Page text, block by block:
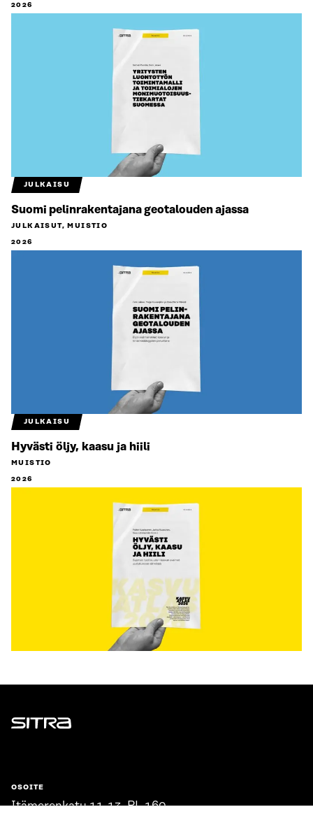
2026
JULKAISU
Suomi pelinrakentajana geotalouden ajassa
JULKAISUT, MUISTIO
2026
JULKAISU
Hyvästi öljy, kaasu ja hiili
MUISTIO
2026
Sitra
OSOITE
Itämerenkatu 11-13, PL 160,